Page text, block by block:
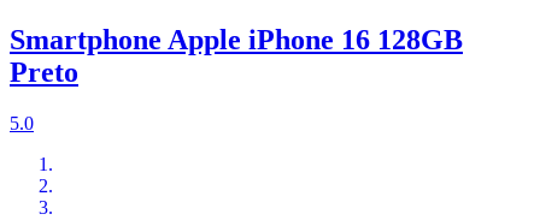
Smartphone Apple iPhone 16 128GB
Preto
5.0